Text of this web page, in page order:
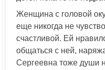
Женщина с головой
еще никогда не
счастливой. Ей
общаться с ней,
Сергеевна тоже души